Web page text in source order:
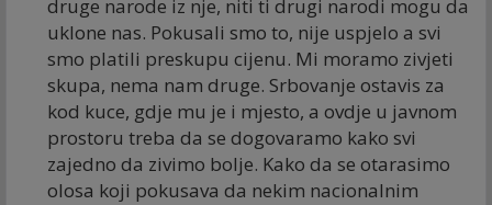
druge narode iz nje, niti ti drugi narodi mogu da
uklone nas. Pokusali smo to, nije uspjelo a svi
smo platili preskupu cijenu. Mi moramo zivjeti
skupa, nema nam druge. Srbovanje ostavis za
kod kuce, gdje mu je i mjesto, a ovdje u javnom
prostoru treba da se dogovaramo kako svi
zajedno da zivimo bolje. Kako da se otarasimo
olosa koji pokusava da nekim nacionalnim